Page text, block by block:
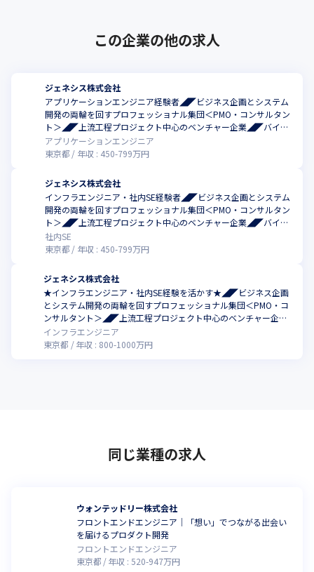
この企業の他の求人
ジェネシス株式会社
アプリケーションエンジニア経験者◢◤ビジネス企画とシステム
開発の両輪を回すプロフェッショナル集団＜PMO・コンサルタン
ト＞◢◤上流工程プロジェクト中心のベンチャー企業◢◤バイブ
リッド勤務
アプリケーションエンジニア
東京都
年収 : 450-799万円
ジェネシス株式会社
インフラエンジニア・社内SE経験者◢◤ビジネス企画とシステム
開発の両輪を回すプロフェッショナル集団＜PMO・コンサルタン
ト＞◢◤上流工程プロジェクト中心のベンチャー企業◢◤バイブ
リッド勤務
社内SE
東京都
年収 : 450-799万円
ジェネシス株式会社
★インフラエンジニア・社内SE経験を活かす★◢◤ビジネス企画
とシステム開発の両輪を回すプロフェッショナル集団＜PMO・コ
ンサルタント＞◢◤上流工程プロジェクト中心のベンチャー企業
◢◤バイブリッド勤務
インフラエンジニア
東京都
年収 : 800-1000万円
同じ業種の求人
ウォンテッドリー株式会社
フロントエンドエンジニア｜「想い」でつながる出会い
を届けるプロダクト開発
フロントエンドエンジニア
東京都
年収 :520-947万円